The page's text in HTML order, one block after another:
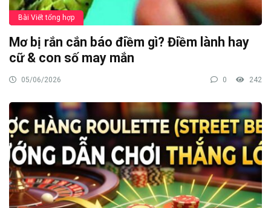
Bài Viết tổng hợp
Mơ bị rắn cắn báo điềm gì? Điềm lành hay
cữ & con số may mắn
05/06/2026 0 242